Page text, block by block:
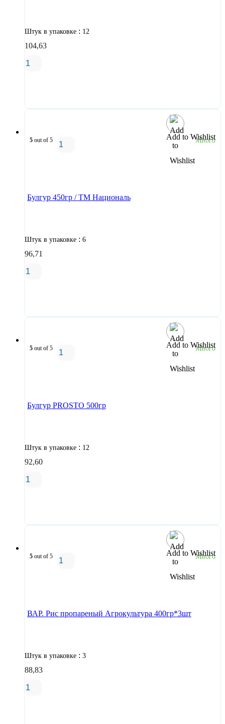
Штук в упаковке : 12
104,63
Add to Wishlist
5 out of 5 Много
Булгур 450гр / ТМ Националь
Штук в упаковке : 6
96,71
Add to Wishlist
5 out of 5 Много
Булгур PROSTO 500гр
Штук в упаковке : 12
92,60
Add to Wishlist
5 out of 5 Много
ВАР. Рис пропареный Агрокультура 400гр*3шт
Штук в упаковке : 3
88,83